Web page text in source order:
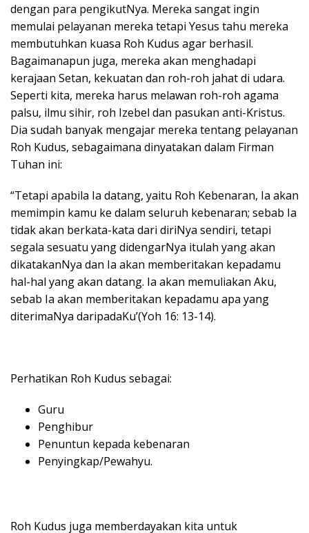
dengan para pengikutNya. Mereka sangat ingin
memulai pelayanan mereka tetapi Yesus tahu mereka
membutuhkan kuasa Roh Kudus agar berhasil.
Bagaimanapun juga, mereka akan menghadapi
kerajaan Setan, kekuatan dan roh-roh jahat di udara.
Seperti kita, mereka harus melawan roh-roh agama
palsu, ilmu sihir, roh Izebel dan pasukan anti-Kristus.
Dia sudah banyak mengajar mereka tentang pelayanan
Roh Kudus, sebagaimana dinyatakan dalam Firman
Tuhan ini:
“Tetapi apabila Ia datang, yaitu Roh Kebenaran, Ia akan
memimpin kamu ke dalam seluruh kebenaran; sebab Ia
tidak akan berkata-kata dari diriNya sendiri, tetapi
segala sesuatu yang didengarNya itulah yang akan
dikatakanNya dan Ia akan memberitakan kepadamu
hal-hal yang akan datang. Ia akan memuliakan Aku,
sebab Ia akan memberitakan kepadamu apa yang
diterimaNya daripadaKu’(Yoh 16: 13-14).
Perhatikan Roh Kudus sebagai:
Guru
Penghibur
Penuntun kepada kebenaran
Penyingkap/Pewahyu.
Roh Kudus juga memberdayakan kita untuk